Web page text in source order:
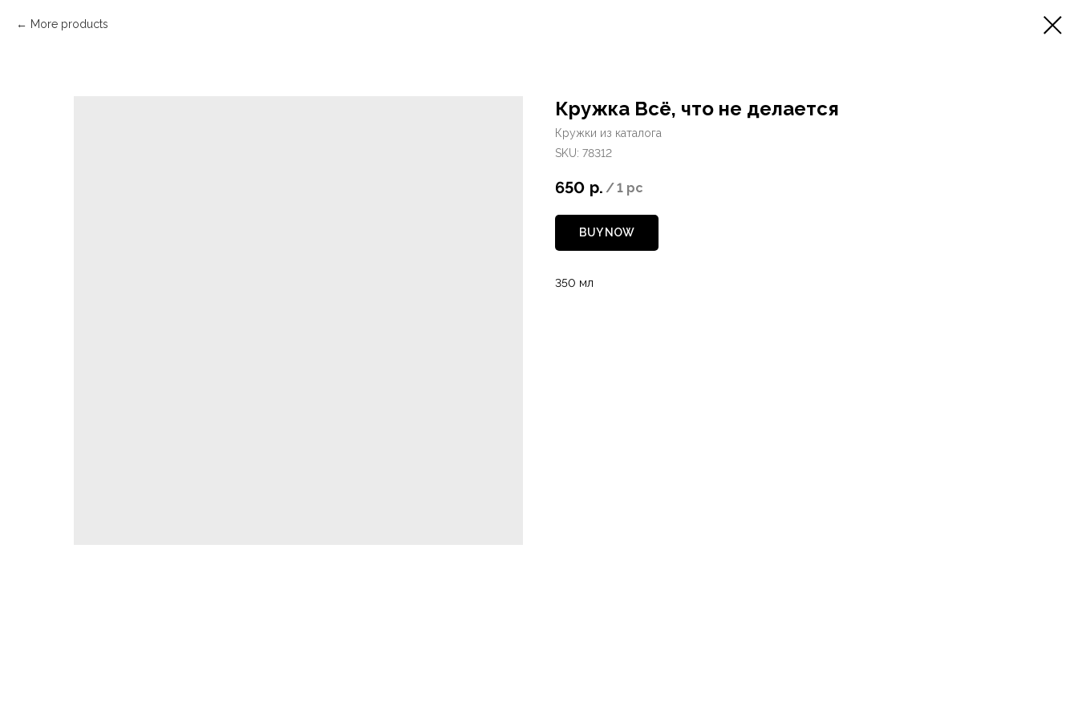
More products
Кружка Всё, что не делается
Кружки из каталога
SKU: 78312
650 р. /1 pc
BUY NOW
350 мл